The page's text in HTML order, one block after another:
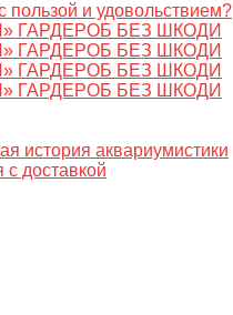
пользой и удовольствием?
ГАРДЕРОБ БЕЗ ШКОДИ
ГАРДЕРОБ БЕЗ ШКОДИ
ГАРДЕРОБ БЕЗ ШКОДИ
ГАРДЕРОБ БЕЗ ШКОДИ
история аквариумистики
доставкой